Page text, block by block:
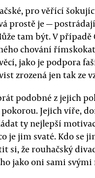
pro věřící
prostě je —
tam být. V případě
chování
jako je podpora
zrozená jen tak ze
podobné z jejich
Jejich víře,
ty nejlepší
je jim svaté. Kdo se
si, že rouhačský
jako oni sami